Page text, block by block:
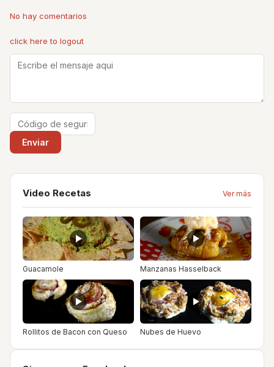
No hay comentarios
click here to logout
Video Recetas Ver más
Guacamole Manzanas Hasselback
Rollitos de Bacon con Queso Nubes de Huevo